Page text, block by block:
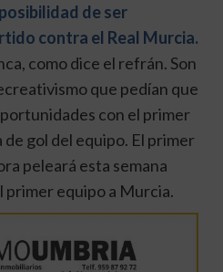
de ser
contra el Real Murcia.
como dice el refrán. Son
que pedían que
con el primer
gol del equipo. El primer
peleará esta semana
primer equipo a Murcia.